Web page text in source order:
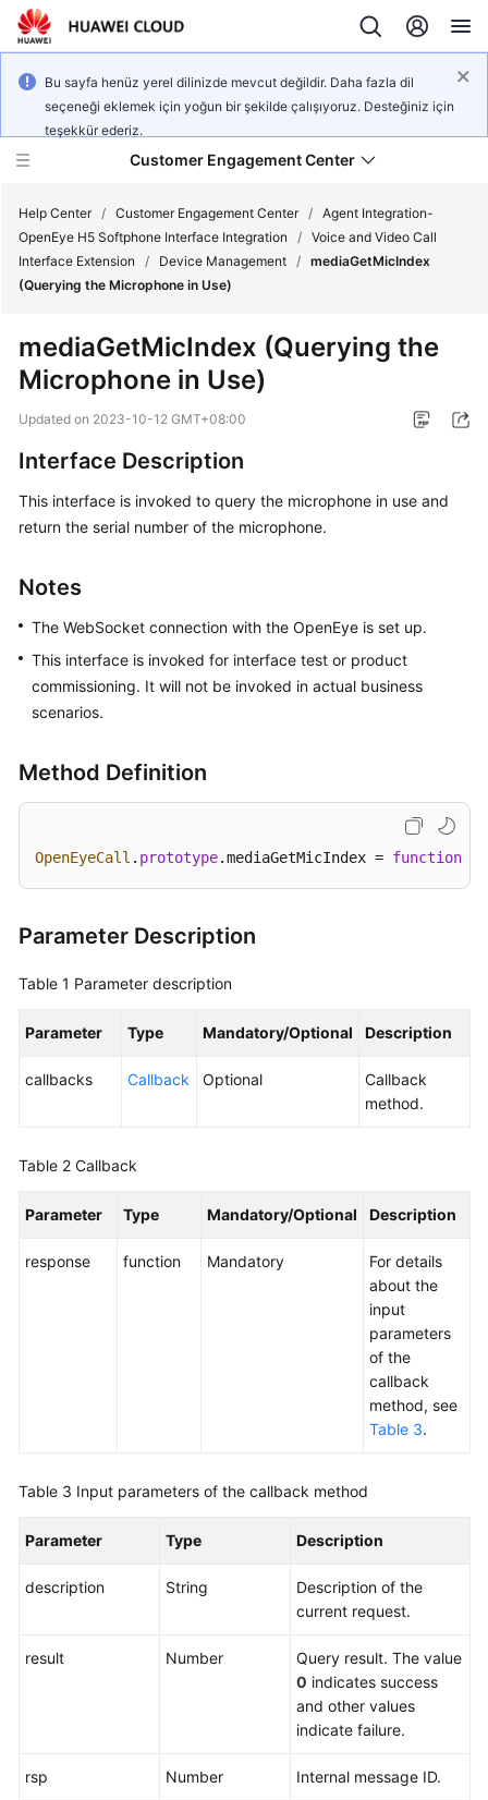
Bu sayfa henüz yerel dilinizde mevcut değildir. Daha fazla dil
seçeneği eklemek için yoğun bir şekilde çalışıyoruz. Desteğiniz için
teşekkür ederiz.
Customer Engagement Center
Service
Getting
Started
User
Guide
Price
Details
Developer
Guide
API
Reference
Glossary
Responsibilities
Service
Agreement
White
Endpoints
Permissions
Help Center / Customer Engagement Center / Agent Integration-
OpenEye H5 Softphone Interface Integration
/ Voice and Video Call
Interface Extension
/ Device Management / mediaGetMicIndex
(Querying the Microphone in Use)
mediaGetMicIndex (Querying the
Microphone in Use)
Updated on 2023-10-12 GMT+08:00
Interface Description
This interface is invoked to query the microphone in use and
return the serial number of the microphone.
Notes
The WebSocket connection with the OpenEye is set up.
This interface is invoked for interface test or product
commissioning. It will not be invoked in actual business
scenarios.
Method Definition
OpenEyeCall . prototype.mediaGetMicIndex = function
Parameter Description
Table 1 Parameter description
Parameter Type Mandatory/Optional Description
callbacks Callback Optional
Callback
method.
Table 2 Callback
Parameter Type Mandatory/Optional Description
response function Mandatory
For details
about the
input
parameters
of the
callback
method, see
Table 3.
Table 3 Input parameters of the callback method
Parameter Type Description
description String
Description of the
current request.
result Number
Query result. The value
0 indicates success
and other values
indicate failure.
rsp Number Internal message ID.